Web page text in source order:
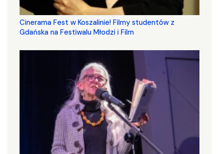
Cinerama Fest w Koszalinie! Filmy studentów z
Gdańska na Festiwalu Młodzi i Film